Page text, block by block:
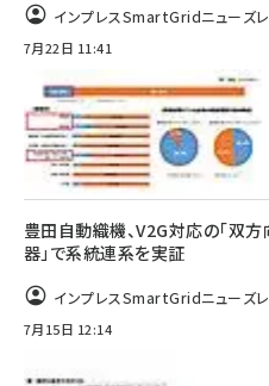
インプレスSmartGridニューズ
7月22日 11:41
豊田自動織機、V2G対応の「双
器」で系統連系を実証
インプレスSmartGridニューズ
7月15日 12:14